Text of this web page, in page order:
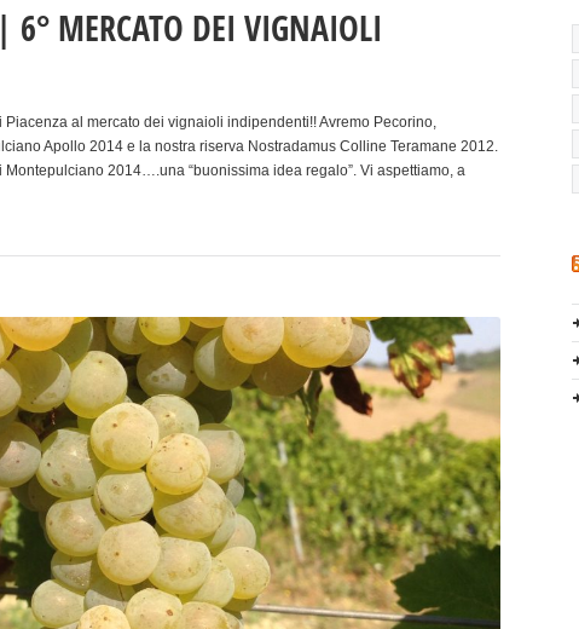
6° MERCATO DEI VIGNAIOLI
al mercato dei vignaioli indipendenti!! Avremo Pecorino,
Apollo 2014 e la nostra riserva Nostradamus Colline Teramane 2012.
2014….una “buonissima idea regalo”. Vi aspettiamo, a